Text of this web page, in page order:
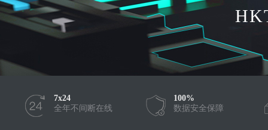
7x24
全年不间断在线
100%
数据安全保障